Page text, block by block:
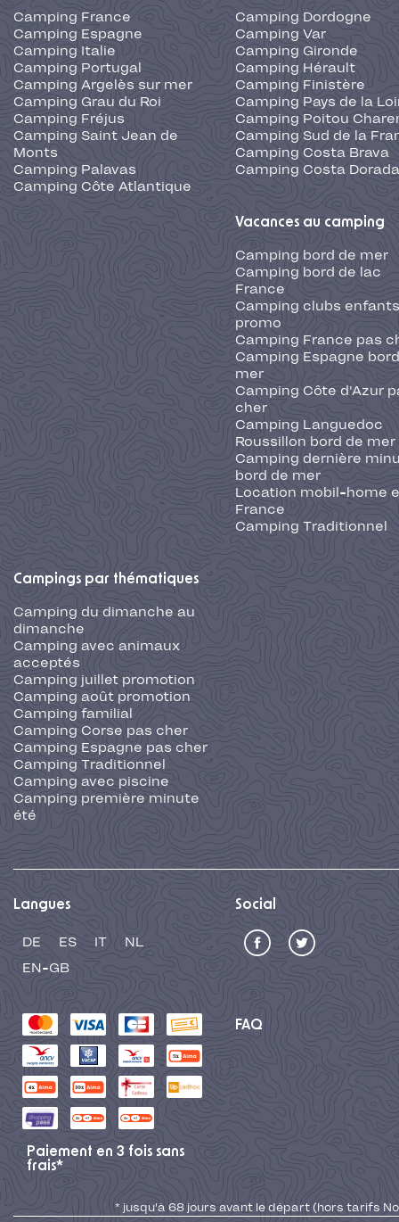
Camping France
Camping Espagne
Camping Italie
Camping Portugal
Camping Argelès sur mer
Camping Grau du Roi
Camping Fréjus
Camping Saint Jean de
Monts
Camping Palavas
Camping Côte Atlantique
Camping Dordogne
Camping Var
Camping Gironde
Camping Hérault
Camping Finistère
Camping Pays de la
Camping Poitou
Camping Sud de la
Camping Costa Brava
Camping Costa Dorada
Vacances au camping
Camping bord de mer
Camping bord de lac
France
Camping clubs
promo
Camping France pas
Camping Espagne
mer
Camping Côte d'Azur
cher
Camping Languedoc
Roussillon bord de mer
Camping dernière
bord de mer
Location mobil-home
France
Camping Traditionnel
Campings par thématiques
Camping du dimanche au
dimanche
Camping avec animaux
acceptés
Camping juillet promotion
Camping août promotion
Camping familial
Camping Corse pas cher
Camping Espagne pas cher
Camping Traditionnel
Camping avec piscine
Camping première minute
été
Langues
DE ES IT
NL
EN-GB
Social
FAQ
Paiement en 3 fois sans
frais*
* jusqu'à 68 jours avant le départ (hors tarifs No